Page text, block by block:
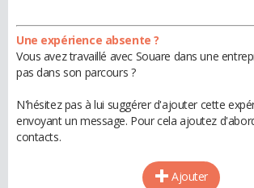
Une expérience absente ?
Vous avez travaillé avec Souare dans une
pas dans son parcours ?
N'hésitez pas à lui suggérer d'ajouter cette
envoyant un message. Pour cela ajoutez
contacts.
Ajouter